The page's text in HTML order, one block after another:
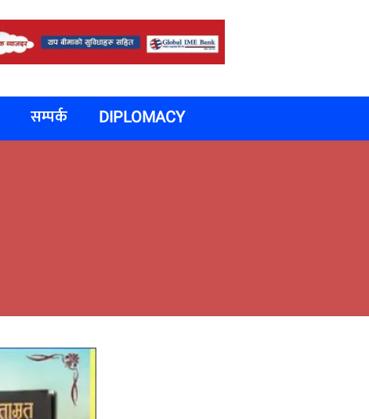
सम्पर्क DIPLOMACY